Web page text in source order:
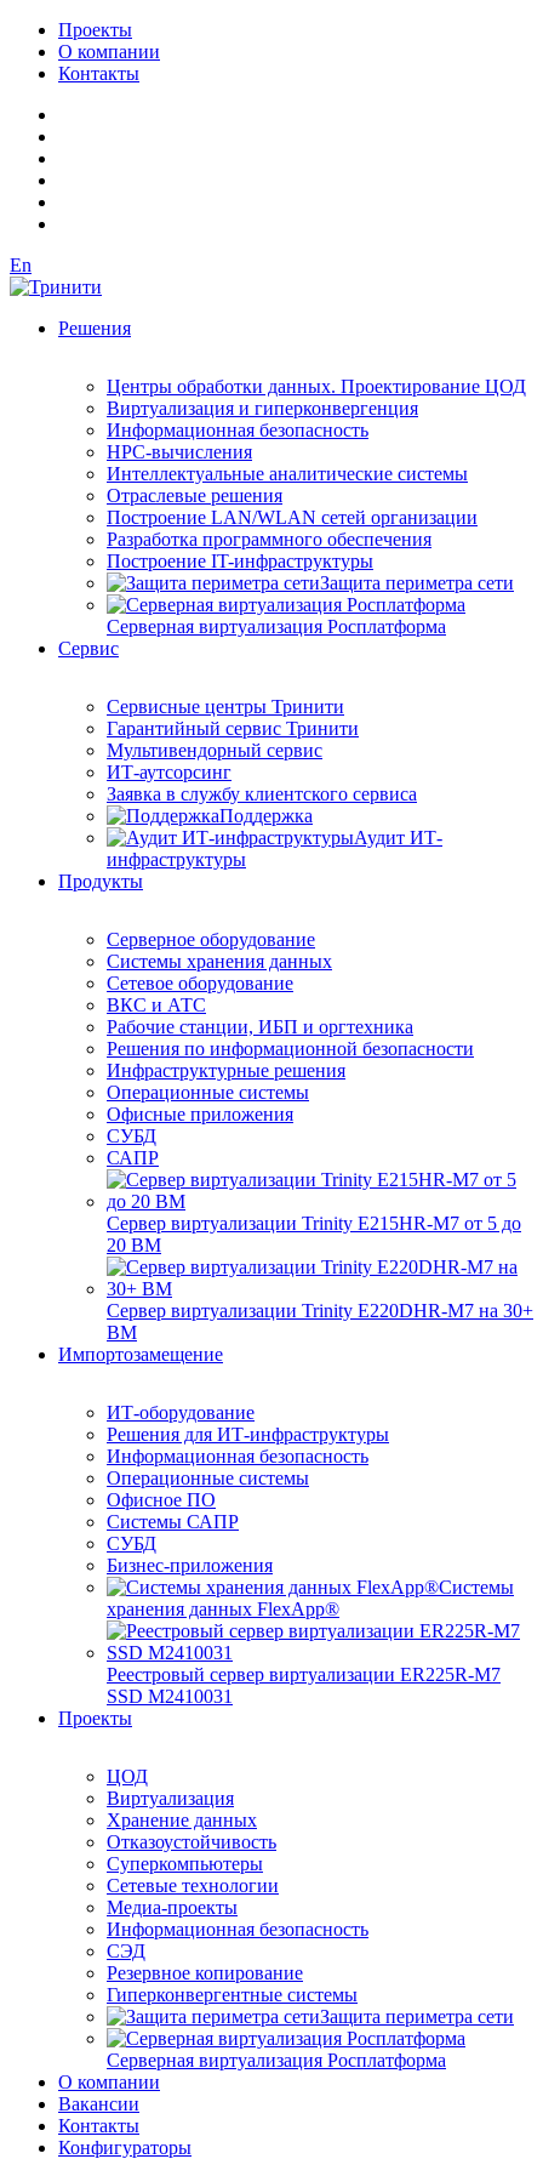
Проекты
О компании
Контакты
En
Решения
Центры обработки данных. Проектирование ЦОД
Виртуализация и гиперконвергенция
Информационная безопасность
HPC-вычисления
Интеллектуальные аналитические системы
Отраслевые решения
Построение LAN/WLAN сетей организации
Разработка программного обеспечения
Построение IT-инфраструктуры
Защита периметра сети
Серверная виртуализация Росплатформа
Сервис
Сервисные центры Тринити
Гарантийный сервис Тринити
Мультивендорный сервис
ИТ-аутсорсинг
Заявка в службу клиентского сервиса
Поддержка
Аудит ИТ-
инфраструктуры
Продукты
Серверное оборудование
Системы хранения данных
Сетевое оборудование
ВКС и АТС
Рабочие станции, ИБП и оргтехника
Решения по информационной безопасности
Инфраструктурные решения
Операционные системы
Офисные приложения
СУБД
САПР
Сервер виртуализации Trinity E215HR-M7 от 5 до
20 ВМ
Сервер виртуализации Trinity E220DHR-M7 на 30+
ВМ
Импортозамещение
ИТ-оборудование
Решения для ИТ-инфраструктуры
Информационная безопасность
Операционные системы
Офисное ПО
Системы САПР
СУБД
Бизнес-приложения
Системы
хранения данных FlexApp®
Реестровый сервер виртуализации ER225R-M7
SSD М2410031
Проекты
ЦОД
Виртуализация
Хранение данных
Отказоустойчивость
Суперкомпьютеры
Сетевые технологии
Медиа-проекты
Информационная безопасность
СЭД
Резервное копирование
Гиперконвергентные системы
Защита периметра сети
Серверная виртуализация Росплатформа
О компании
Вакансии
Контакты
Конфигураторы